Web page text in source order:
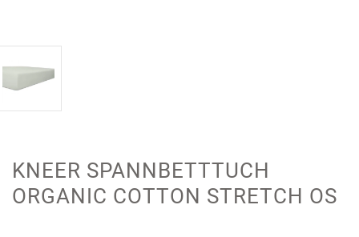
KNEER SPANNBETTTUCH
ORGANIC COTTON STRETCH OS